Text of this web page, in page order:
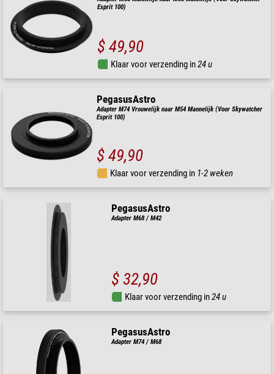
Esprit 100)
$ 49,90
Klaar voor verzending in24 u
PegasusAstro
Adapter M74 Vrouwelijk naar M54 Mannelijk (Voor Skywatcher
Esprit 100)
$ 49,90
Klaar voor verzending in 1-2 weken
PegasusAstro
Adapter M68 / M42
$ 32,90
Klaar voor verzending in24 u
PegasusAstro
Adapter M74 / M68